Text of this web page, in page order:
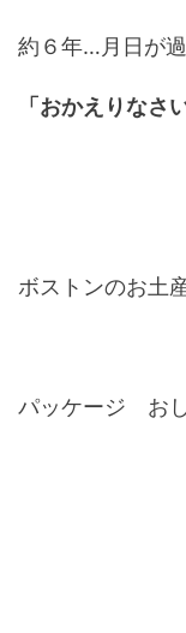
約６年…月日が
「おかえりなさ
ボストンのお土
パッケージ お